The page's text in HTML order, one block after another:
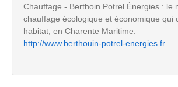
Chauffage - Berthoin Potrel Énergies : le
chauffage écologique et économique qui
habitat, en Charente Maritime.
http://www.berthouin-potrel-energies.fr